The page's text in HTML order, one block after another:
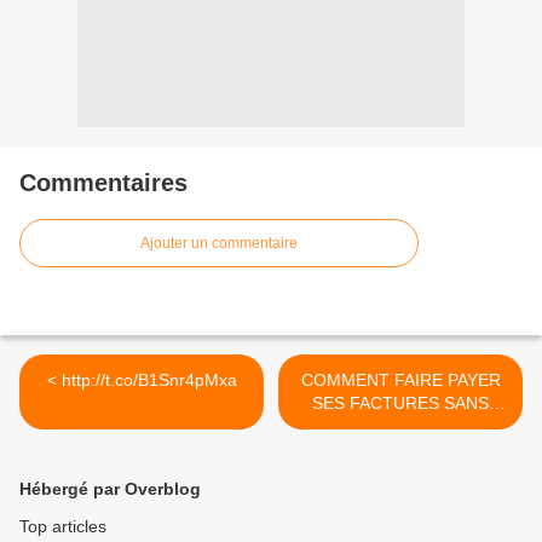
Commentaires
Ajouter un commentaire
< http://t.co/B1Snr4pMxa
COMMENT FAIRE PAYER
SES FACTURES SANS
RECOURIR A UN AVOCAT?
Hébergé par Overblog
Top articles